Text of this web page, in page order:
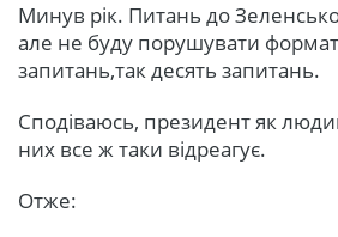
Минув рік. Питань до
але не буду порушувати
запитань,так десять запитань.
Сподіваюсь, президент як
них все ж таки відреагує.
Отже: